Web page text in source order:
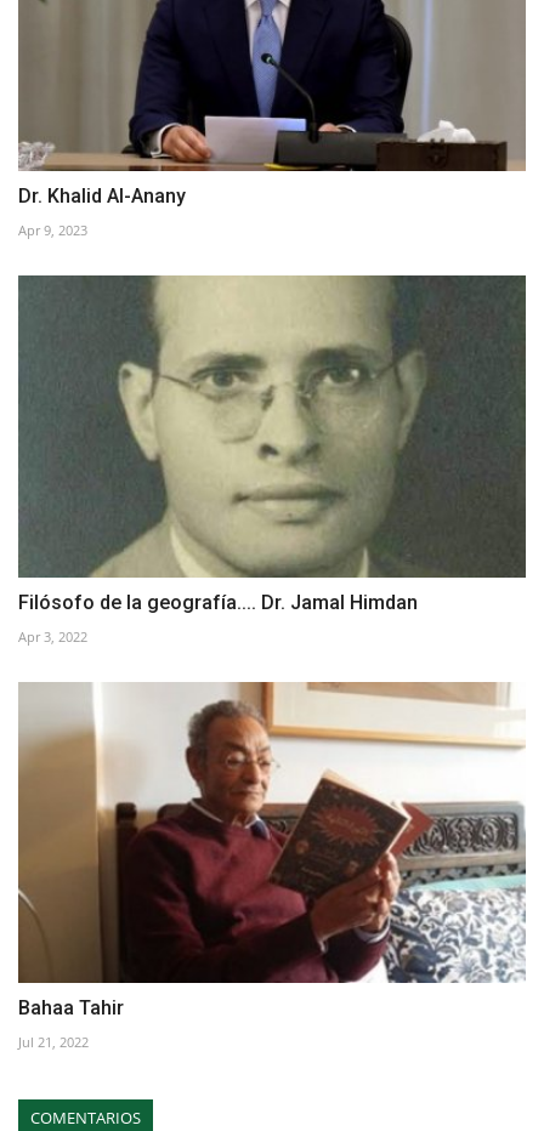
Dr. Khalid Al-Anany
Apr 9, 2023
Filósofo de la geografía.... Dr. Jamal Himdan
Apr 3, 2022
Bahaa Tahir
Jul 21, 2022
COMENTARIOS